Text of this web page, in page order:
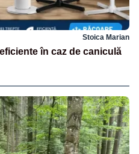
Stoica Marian
în caz de caniculă